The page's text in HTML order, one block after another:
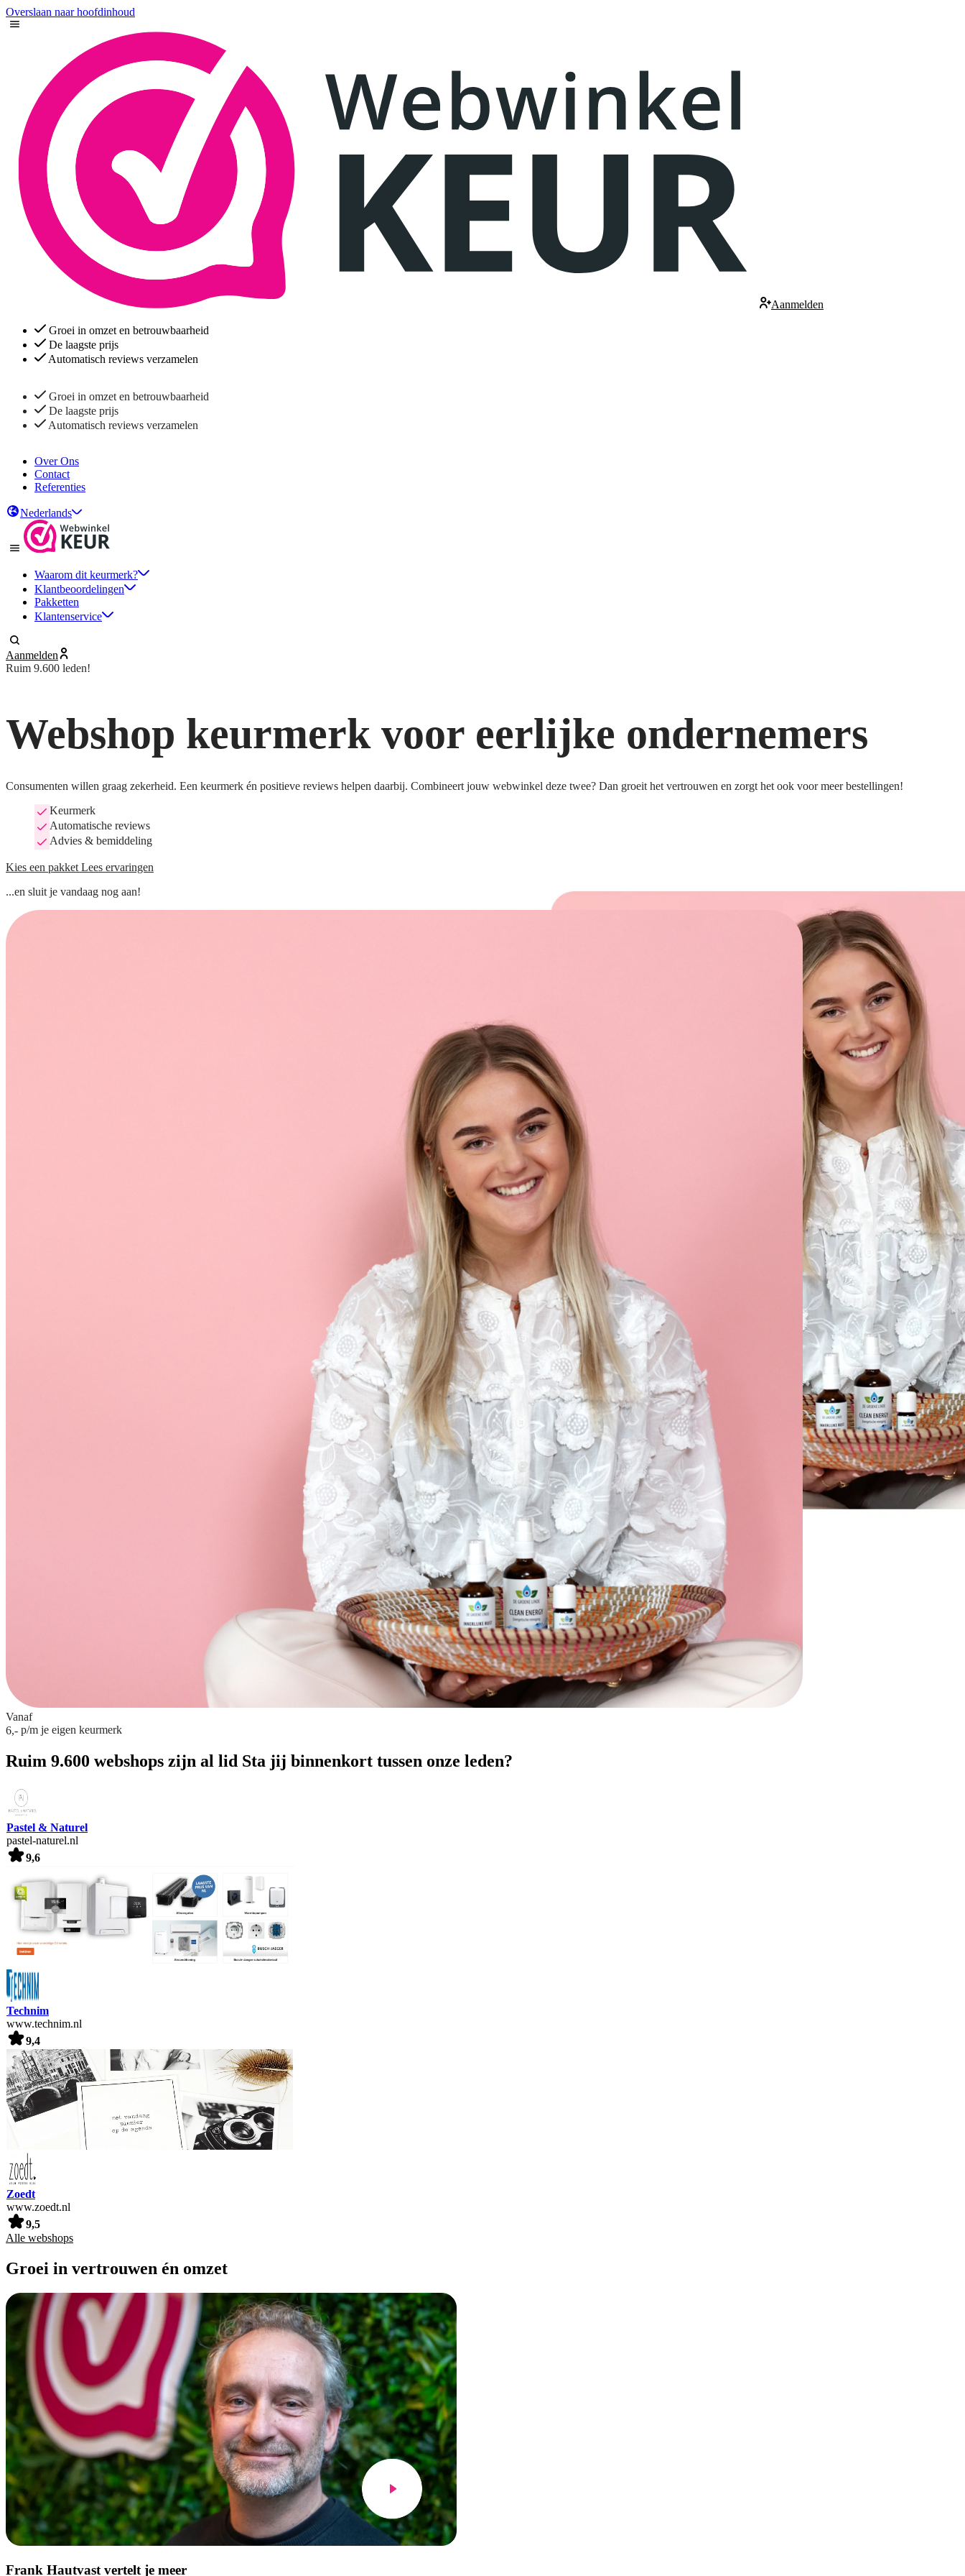
Overslaan naar hoofdinhoud
Aanmelden
Groei in omzet en betrouwbaarheid
De laagste prijs
Automatisch reviews verzamelen
Groei in omzet en betrouwbaarheid
De laagste prijs
Automatisch reviews verzamelen
Over Ons
Contact
Referenties
Nederlands
Waarom dit keurmerk?
Klantbeoordelingen
Pakketten
Klantenservice
Aanmelden
Ruim 9.600 leden!
Webshop keurmerk voor eerlijke ondernemers
Consumenten willen graag zekerheid. Een keurmerk én positieve reviews helpen daarbij. Combineert jouw webwinkel deze twee? Dan groeit het vertrouwen en zorgt het ook voor meer bestellingen!
Keurmerk
Automatische reviews
Advies & bemiddeling
Kies een pakket Lees ervaringen
...en sluit je vandaag nog aan!
Vanaf
6,- p/m je eigen keurmerk
Ruim 9.600 webshops zijn al lid Sta jij binnenkort tussen onze leden?
Pastel & Naturel
pastel-naturel.nl
9,6
Technim
www.technim.nl
9,4
Zoedt
www.zoedt.nl
9,5
Alle webshops
Groei in vertrouwen én omzet
Frank Hautvast vertelt je meer